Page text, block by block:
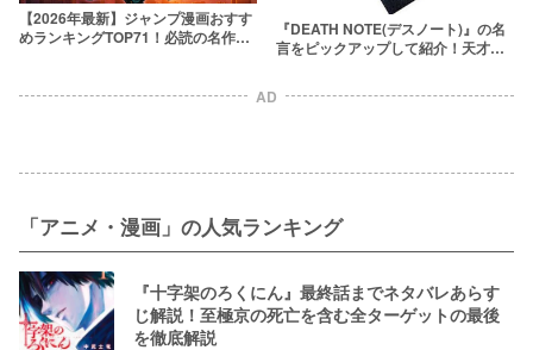
【2026年最新】ジャンプ漫画おすす
めランキングTOP71！必読の名作を
『DEATH NOTE(デスノート)』の名
言をピックアップして紹介！天才た
AD
「アニメ・漫画」の人気ランキング
『十字架のろくにん』最終話までネタバレあらす
じ解説！至極京の死亡を含む全ターゲットの最後
を徹底解説